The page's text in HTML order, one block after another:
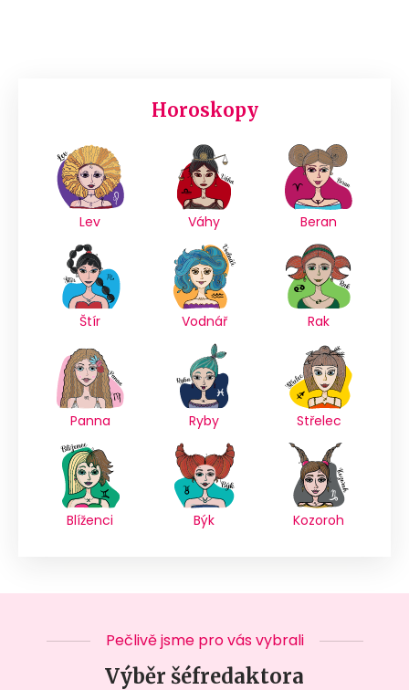
Horoskopy
Lev Váhy Beran
Štír Vodnář Rak
Panna Ryby Střelec
Blíženci Býk Kozoroh
Pečlivě jsme pro vás vybrali
Výběr šéfredaktora